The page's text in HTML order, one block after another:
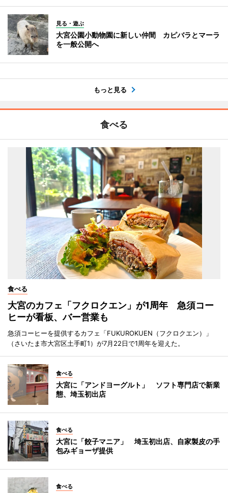
見る・遊ぶ
大宮公園小動物園に新しい仲間 カピバラとマーラ
を一般公開へ
もっと見る
食べる
食べる
大宮のカフェ「フクロクエン」が1周年 急須コー
ヒーが看板、バー営業も
急須コーヒーを提供するカフェ「FUKUROKUEN（フクロクエン）」
（さいたま市大宮区土手町1）が7月22日で1周年を迎えた。
食べる
大宮に「アンドヨーグルト」 ソフト専門店で新業
態、埼玉初出店
食べる
大宮に「餃子マニア」 埼玉初出店、自家製皮の手
包みギョーザ提供
食べる